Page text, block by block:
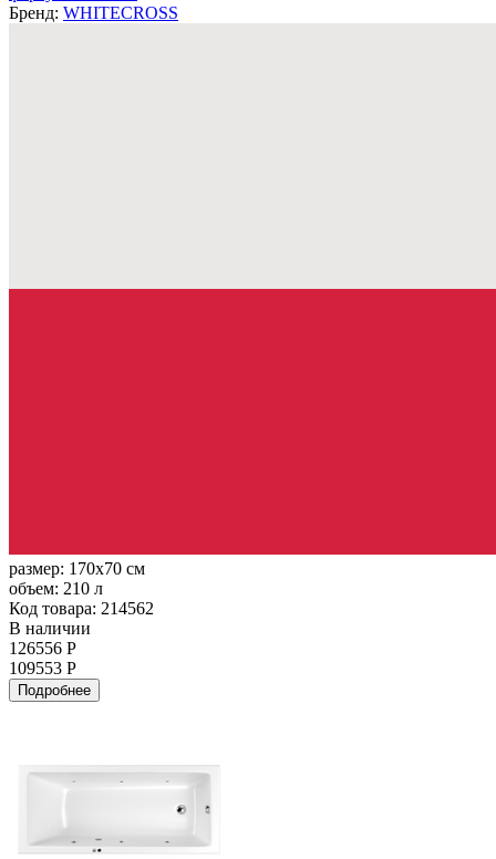
Бренд: WHITECROSS
размер: 170x70 см
объем: 210 л
Код товара: 214562
В наличии
126556 Р
109553 Р
Подробнее